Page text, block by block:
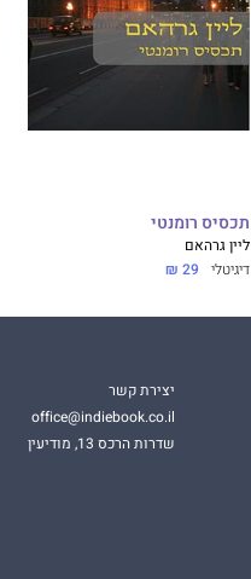
תכסיס רומנטי
ליין גרהאם
דיגיטלי 29 ₪
יצירת קשר
office@indiebook.co.il
שדרות הרכס 13, מודיעין